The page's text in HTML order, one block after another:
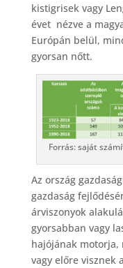
kistigrisek vagy
évet nézve a
Európán belül,
gyorsan nőtt.
Forrás: saját
Az ország
gazdaság
árviszonyok
gyorsabban vagy
hajójának motorja,
vagy előre visznek